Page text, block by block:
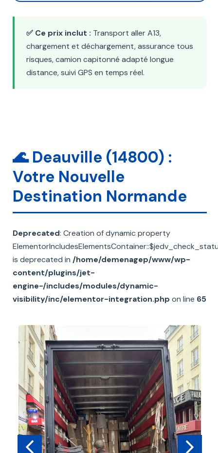
✅ Ce prix inclut : Transport aller A13,
chargement et déchargement, assurance tous
risques, camion capitonné adapté longue
distance, suivi GPS en temps réel.
🌊 Deauville (14800) :
Votre Nouvelle
Destination Normande
Deprecated: Creation of dynamic property
is deprecated in /home/demenagep/www/wp-
content/plugins/jet-
engine-/includes/modules/dynamic-
visibility/inc/elementor-integration.php on line 65